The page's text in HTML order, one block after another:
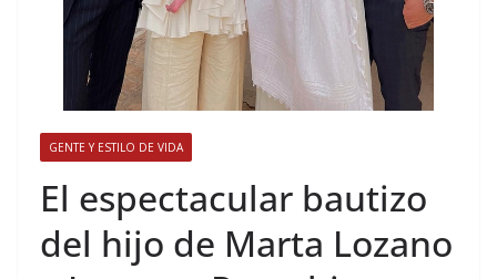
GENTE Y ESTILO DE VIDA
​El espectacular bautizo
del hijo de Marta Lozano